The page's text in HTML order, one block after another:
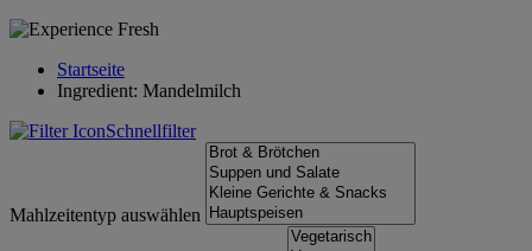
Startseite
Ingredient: Mandelmilch
Schnellfilter
Mahlzeitentyp auswählen